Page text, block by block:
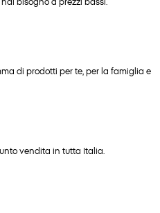
di prodotti per te, per la famiglia e
vendita in tutta Italia.